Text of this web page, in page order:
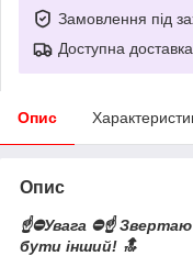
Замовлення під
Доступна доставка
Опис
Опис
☝️⛔️Увага ⛔️☝️
бути інший! 🔝